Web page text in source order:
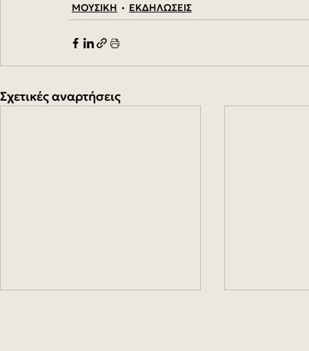
ΜΟΥΣΙΚΗ ΕΚΔΗΛΩΣΕΙΣ
Σχετικές αναρτήσεις